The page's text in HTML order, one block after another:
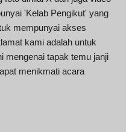
'Kelab Pengikut' yang
mempunyai akses
kami adalah untuk
mengenai tapak temu janji
menikmati acara